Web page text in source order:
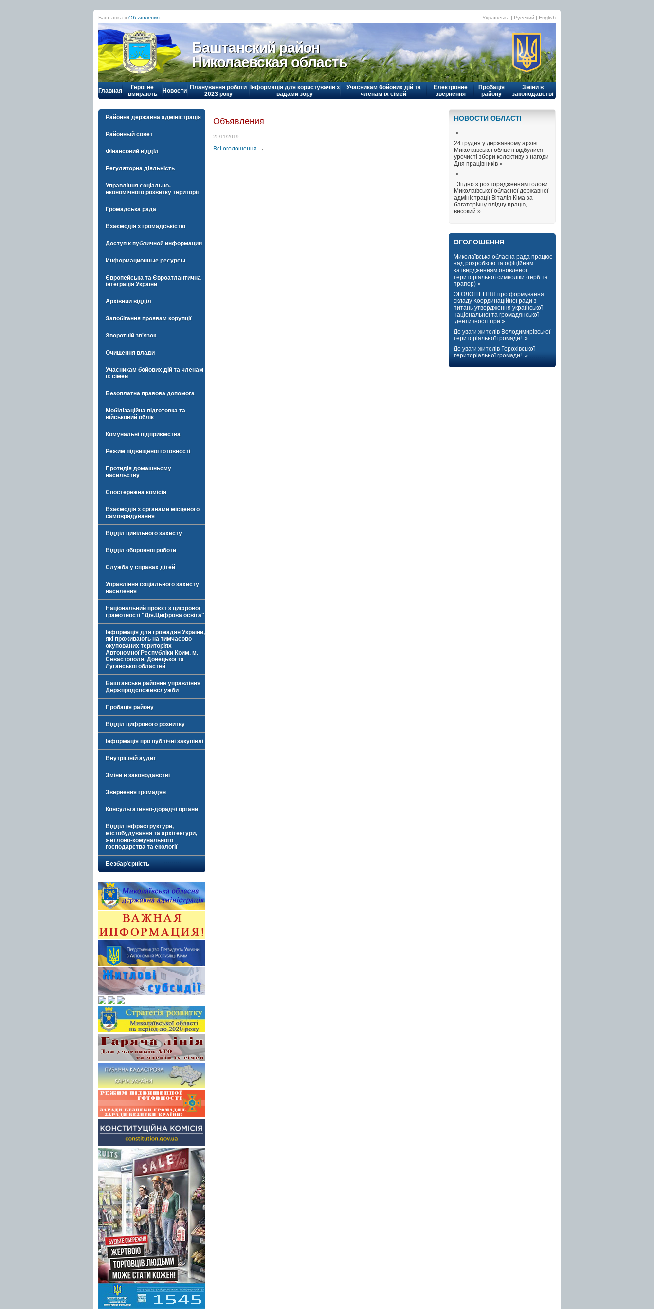
Баштанка » Объявления Українська | Русский | English
Баштанский район
Николаевская область
Главная
Герої не
вмирають
Новости Планування роботи
2023 року
Інформація для користувачів з
вадами зору
Учасникам бойових дій та
членам їх сімей
Електронне
звернення
Пробація
району
Зміни в
законодавстві
Районна державна адміністрація
Районный совет
Фінансовий відділ
Регуляторна діяльність
Управління соціально-
економічного розвитку території
Громадська рада
Взаємодія з громадськістю
Доступ к публичной информации
Информационные ресурсы
Європейська та Євроатлантична
інтеграція України
Архівний відділ
Запобігання проявам корупції
Зворотній зв'язок
Очищення влади
Учасникам бойових дій та членам
їх сімей
Безоплатна правова допомога
Мобілізаційна підготовка та
військовий облік
Комунальні підприємства
Режим підвищеної готовності
Протидія домашньому
насильству
Спостережна комісія
Взаємодія з органами місцевого
самоврядування
Відділ цивільного захисту
Відділ оборонної роботи
Служба у справах дітей
Управління соціального захисту
населення
Національний проєкт з цифрової
грамотності "Дія.Цифрова освіта"
Інформація для громадян України,
які проживають на тимчасово
окупованих територіях
Автономної Республіки Крим, м.
Севастополя, Донецької та
Луганської областей
Баштанське районне управління
Держпродспоживслужби
Пробація району
Відділ цифрового розвитку
Інформація про публічні закупівлі
Внутрішній аудит
Зміни в законодавстві
Звернення громадян
Консультативно-дорадчі органи
Відділ інфраструктури,
містобудування та архітектури,
житлово-комунального
господарства та екології
Безбар’єрність
Объявления
25/11/2019
Всі оголошення →
НОВОСТИ ОБЛАСТI
»
24 грудня у державному архіві
Миколаївської області відбулися
урочисті збори колективу з нагоди
Дня працівників »
»
Згідно з розпорядженням голови
Миколаївської обласної державної
адміністрації Віталія Кіма за
багаторічну плідну працю,
високий »
ОГОЛОШЕННЯ
Миколаївська обласна рада працює
над розробкою та офіційним
затвердженням оновленої
територіальної символіки (герб та
прапор) »
ОГОЛОШЕННЯ про формування
складу Координаційної ради з
питань утвердження української
національної та громадянської
ідентичності при »
До уваги жителів Володимирівської
територіальної громади! »
До уваги жителів Горохівської
територіальної громади! »